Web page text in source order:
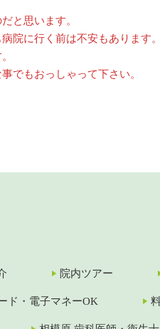
と思います。
院に行く前は不安もあります。
でもおっしゃって下さい。
院内ツアー
ド・電子マネーOK